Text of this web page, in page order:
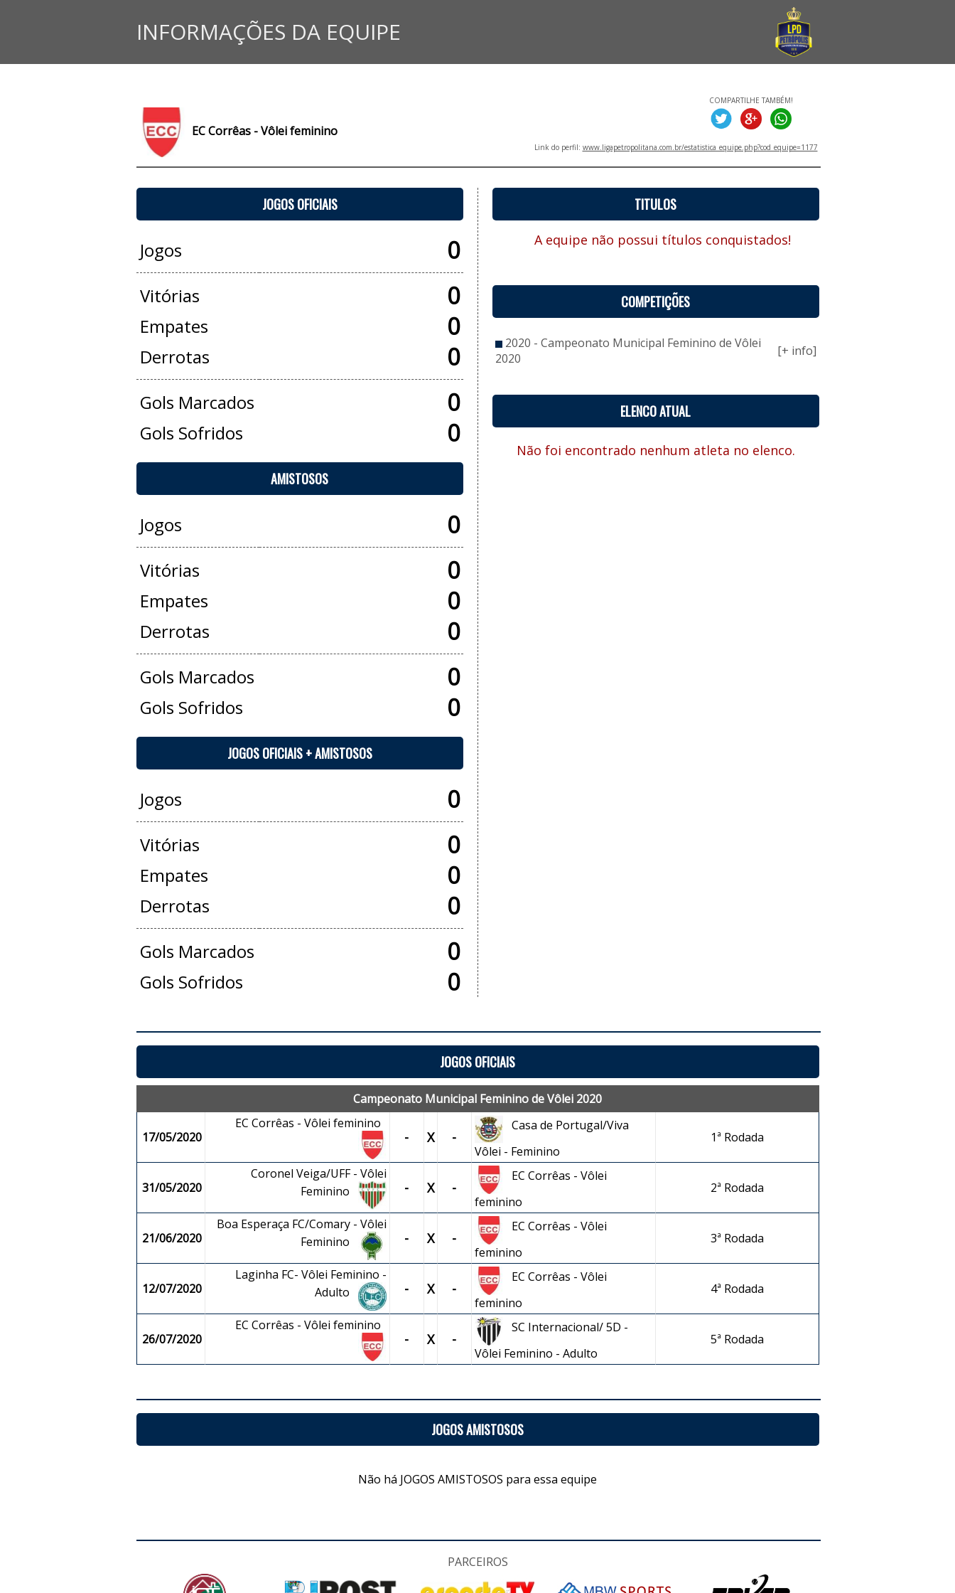
INFORMAÇÕES DA EQUIPE
EC Corrêas - Vôlei feminino
COMPARTILHE TAMBÉM!
Link do perfil: www.ligapetropolitana.com.br/estatistica_equipe.php?cod_equipe=1177
JOGOS OFICIAIS
Jogos 0
Vitórias 0
Empates 0
Derrotas 0
Gols Marcados 0
Gols Sofridos 0
AMISTOSOS
Jogos 0
Vitórias 0
Empates 0
Derrotas 0
Gols Marcados 0
Gols Sofridos 0
JOGOS OFICIAIS + AMISTOSOS
Jogos 0
Vitórias 0
Empates 0
Derrotas 0
Gols Marcados 0
Gols Sofridos 0
TITULOS
A equipe não possui títulos conquistados!
COMPETIÇÕES
2020 - Campeonato Municipal Feminino de Vôlei
2020
[+ info]
ELENCO ATUAL
Não foi encontrado nenhum atleta no elenco.
JOGOS OFICIAIS
Campeonato Municipal Feminino de Vôlei 2020
17/05/2020
EC Corrêas - Vôlei feminino
- X -
Casa de Portugal/Viva
Vôlei - Feminino
1ª Rodada
31/05/2020
Coronel Veiga/UFF - Vôlei
Feminino
- X -
EC Corrêas - Vôlei
feminino
2ª Rodada
21/06/2020
Boa Esperaça FC/Comary - Vôlei
Feminino
- X -
EC Corrêas - Vôlei
feminino
3ª Rodada
12/07/2020
Laginha FC- Vôlei Feminino -
Adulto
- X -
EC Corrêas - Vôlei
feminino
4ª Rodada
26/07/2020
EC Corrêas - Vôlei feminino
- X -
SC Internacional/ 5D -
Vôlei Feminino - Adulto
5ª Rodada
JOGOS AMISTOSOS
Não há JOGOS AMISTOSOS para essa equipe
PARCEIROS